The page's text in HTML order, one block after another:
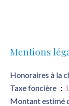
Mentions
Honoraires à la
Taxe foncière
Montant estimé